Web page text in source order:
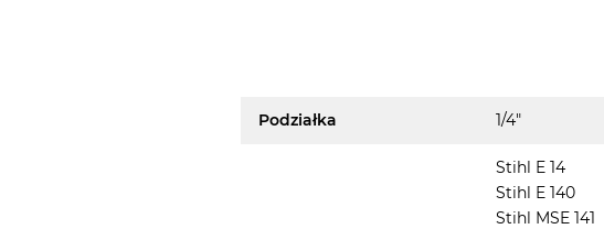
Podziałka 1/4"
Stihl E 14
Stihl E 140
Stihl MSE 141